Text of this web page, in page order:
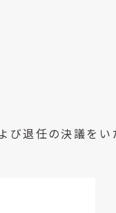
退任の決議をい